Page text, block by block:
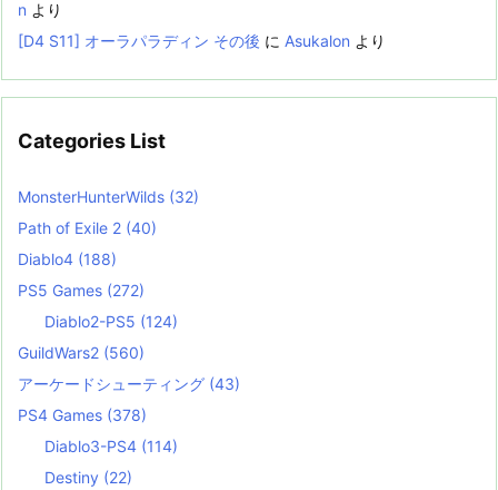
n より
[D4 S11] オーラパラディン その後 に Asukalon より
Categories List
MonsterHunterWilds (32)
Path of Exile 2 (40)
Diablo4 (188)
PS5 Games (272)
Diablo2-PS5 (124)
GuildWars2 (560)
アーケードシューティング (43)
PS4 Games (378)
Diablo3-PS4 (114)
Destiny (22)